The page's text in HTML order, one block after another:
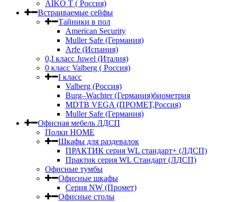
AIKO Т ( Россия)
Встраиваемые сейфы
Тайники в пол
American Security
Muller Safe (Германия)
Arfe (Испания)
0,I класс Juwel (Италия)
0 класс Valberg ( Россия)
I класс
Valberg (Россия)
Burg–Wachter (Германия)биометрия
MDTB VEGA (ПРОМЕТ,Россия)
Muller Safe (Германия)
Офисная мебель ЛДСП
Полки HOME
Шкафы для раздевалок
ПРАКТИК серия WL стандарт+ (ЛДСП)
Практик серия WL Стандарт (ЛДСП)
Офисные тумбы
Офисные шкафы
Серия NW (Промет)
Офисные столы